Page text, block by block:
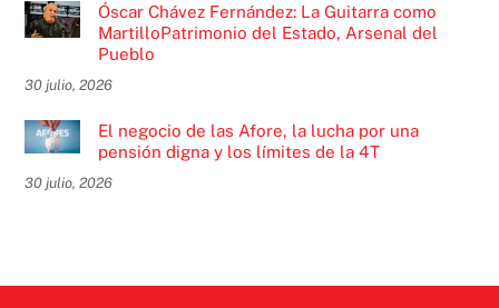
Óscar Chávez Fernández: La Guitarra como
MartilloPatrimonio del Estado, Arsenal del
Pueblo
30 julio, 2026
El negocio de las Afore, la lucha por una
pensión digna y los límites de la 4T
30 julio, 2026